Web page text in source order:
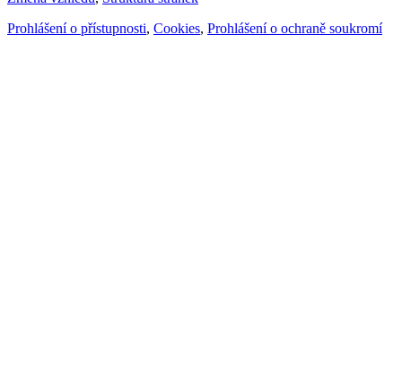
Prohlášení o přístupnosti, Cookies, Prohlášení o ochraně soukromí